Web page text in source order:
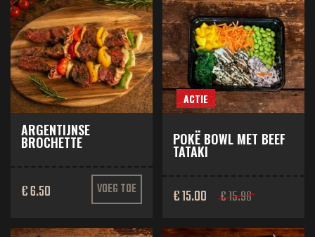
ARGENTIJNSE
BROCHETTE
€ 6.50 VOEG TOE
ACTIE
POKË BOWL MET BEEF
TATAKI
€ 15.00 € 15.96